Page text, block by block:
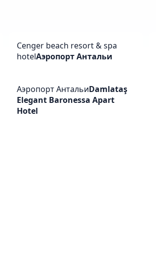
Cenger beach resort & spa
hotelАэропорт Антальи
Аэропорт АнтальиDamlataş
Elegant Baronessa Apart
Hotel